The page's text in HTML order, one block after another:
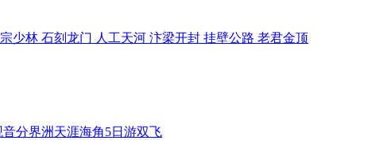
少林 石刻龙门 人工天河 汴梁开封 挂壁公路 老君金顶
分界洲天涯海角5日游双飞